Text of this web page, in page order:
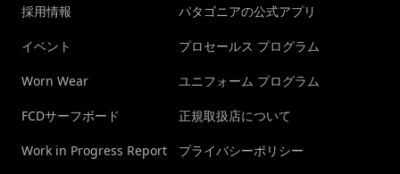
採用情報
イベント
Worn Wear
FCDサーフボード
Work in Progress Report
パタゴニアの公式アプリ
プロセールス プログラム
ユニフォーム プログラム
正規取扱店について
プライバシーポリシー